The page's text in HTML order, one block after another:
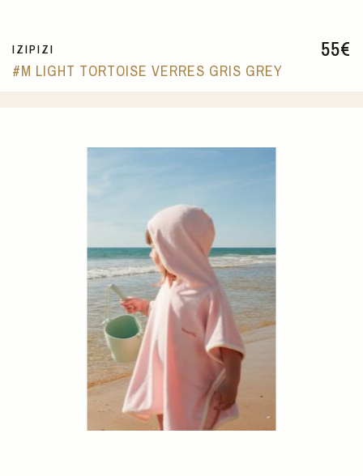
55€
IZIPIZI
#M LIGHT TORTOISE VERRES GRIS GREY